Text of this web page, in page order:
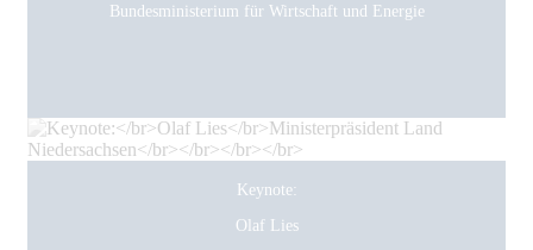
Bundesministerium für Wirtschaft und Energie
Keynote:
Olaf Lies